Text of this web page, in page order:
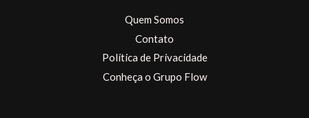
Quem Somos
Contato
Política de Privacidade
Conheça o Grupo Flow